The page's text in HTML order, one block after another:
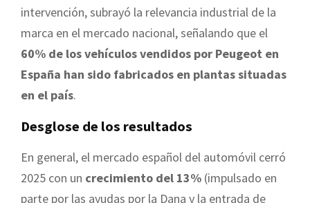
intervención, subrayó la relevancia industrial de la
marca en el mercado nacional, señalando que el
60% de los vehículos vendidos por Peugeot en
España han sido fabricados en plantas situadas
en el país.
Desglose de los resultados
En general, el mercado español del automóvil cerró
2025 con un crecimiento del 13% (impulsado en
parte por las ayudas por la Dana y la entrada de